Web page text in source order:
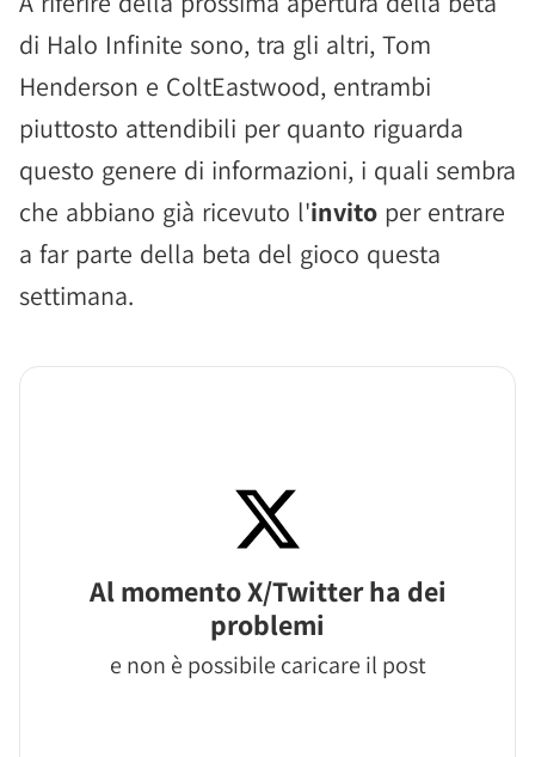
di Halo Infinite sono, tra gli altri, Tom
Henderson e ColtEastwood, entrambi
piuttosto attendibili per quanto riguarda
questo genere di informazioni, i quali sembra
che abbiano già ricevuto l'invito per entrare
a far parte della beta del gioco questa
settimana.
Al momento X/Twitter ha dei
problemi
e non è possibile caricare il post